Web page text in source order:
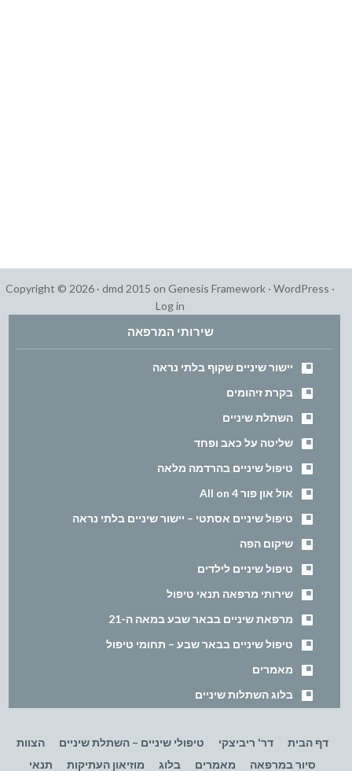
Copyright © 2026 · dmd 2015 on Genesis Framework · WordPress ·
Log in
שירותי המרפאה
יישור שיניים שקוף בלתי נראה
בקרת זיהומים
השתלת שיניים
שליטה על כאב ופחד
טיפול שיניים בהרדמה מלאה
אול און פור All on 4
טיפול שיניים אסתטי – יישור שיניים בלתי נראה
שיקום הפה
טיפול שיניים לילדים
שירותי מרפאה תנאי טיפול
מרפאת שיניים בבאר שבע במאה ה-21
טיפול שיניים בבאר שבע – תחומי טיפול
מאמרים
בלוג השתלות שיניים
דף הבית דר' ריביצקי טיפולי שיניים – השתלת שיניים
הצוות
סיור במרפאה
מאמרים בלוג מוזיאון העתיקות תנאי